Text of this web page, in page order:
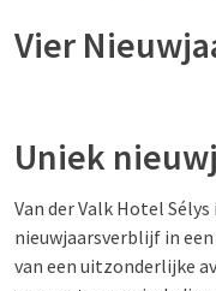
Vier
Uniek
Van der Valk Hotel
nieuwjaarsverblijf in
van een uitzonderlijke